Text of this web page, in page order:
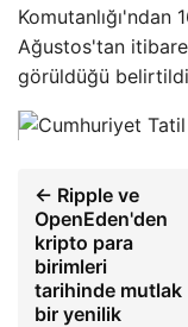
Komutanlığı'ndan
Ağustos'tan
görüldüğü
← Ripple ve
OpenEden'den
kripto para
birimleri
tarihinde mutlak
bir yenilik